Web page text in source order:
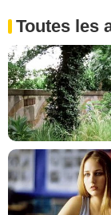
Toutes les